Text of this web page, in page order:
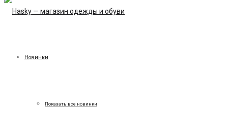
Новинки
Показать все новинки